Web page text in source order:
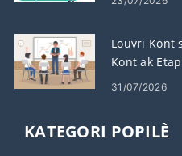
Louvri Kont
Kont ak
31/07/2026
KATEGORI POPILÈ